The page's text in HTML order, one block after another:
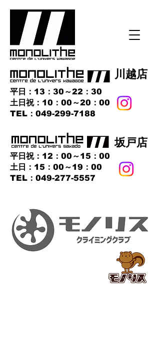
​川越店
平日：13：30～22：30
土日祝：10：00～20：00
​TEL：049-299-7188
​坂戸店
平日祝：12：00～15：00
土日：15：00～19：00
TEL：049-277-5557